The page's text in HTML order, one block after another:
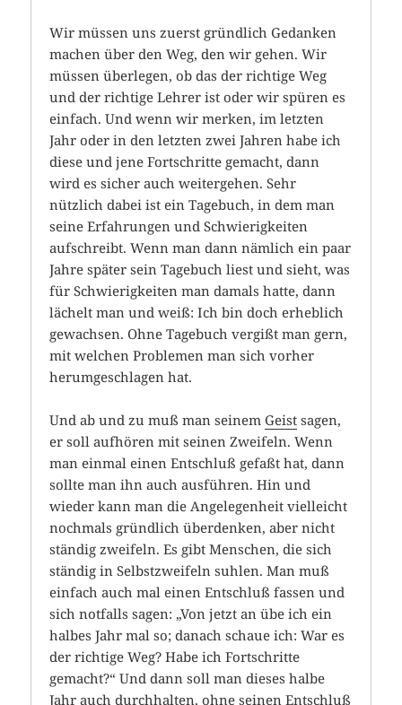
Wir müssen uns zuerst gründlich Gedanken
machen über den Weg, den wir gehen. Wir
müssen überlegen, ob das der richtige Weg
und der richtige Lehrer ist oder wir spüren es
einfach. Und wenn wir merken, im letzten
Jahr oder in den letzten zwei Jahren habe ich
diese und jene Fortschritte gemacht, dann
wird es sicher auch weitergehen. Sehr
nützlich dabei ist ein Tagebuch, in dem man
seine Erfahrungen und Schwierigkeiten
aufschreibt. Wenn man dann nämlich ein paar
Jahre später sein Tagebuch liest und sieht, was
für Schwierigkeiten man damals hatte, dann
lächelt man und weiß: Ich bin doch erheblich
gewachsen. Ohne Tagebuch vergißt man gern,
mit welchen Problemen man sich vorher
herumgeschlagen hat.
Und ab und zu muß man seinemGeist sagen,
er soll aufhören mit seinen Zweifeln. Wenn
man einmal einen Entschluß gefaßt hat, dann
sollte man ihn auch ausführen. Hin und
wieder kann man die Angelegenheit vielleicht
nochmals gründlich überdenken, aber nicht
ständig zweifeln. Es gibt Menschen, die sich
ständig in Selbstzweifeln suhlen. Man muß
einfach auch mal einen Entschluß fassen und
sich notfalls sagen: „Von jetzt an übe ich ein
halbes Jahr mal so; danach schaue ich: War es
der richtige Weg? Habe ich Fortschritte
gemacht?“ Und dann soll man dieses halbe
Jahr auch durchhalten, ohne seinen Entschluß